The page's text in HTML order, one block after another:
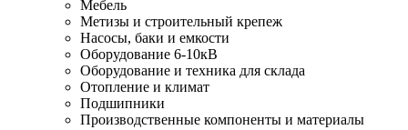
Мебель
Метизы и строительный крепеж
Насосы, баки и емкости
Оборудование 6-10кВ
Оборудование и техника для склада
Отопление и климат
Подшипники
Производственные компоненты и материалы